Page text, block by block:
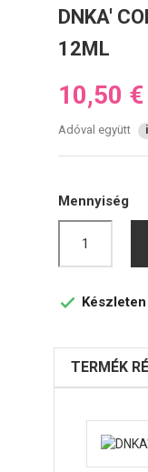
DNKA'
12ML
10,50 €
Adóval együtt i
Mennyiség
 Készleten
TERMÉK